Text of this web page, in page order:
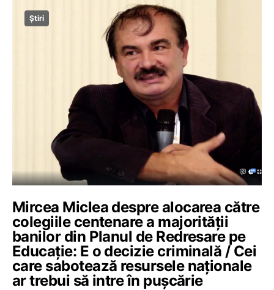
Știri
Mircea Miclea despre alocarea către
colegiile centenare a majorității
banilor din Planul de Redresare pe
Educație: E o decizie criminală / Cei
care sabotează resursele naționale
ar trebui să intre în pușcărie